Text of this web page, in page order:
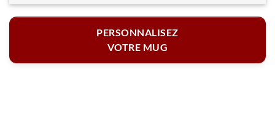
PERSONNALISEZ
VOTRE MUG